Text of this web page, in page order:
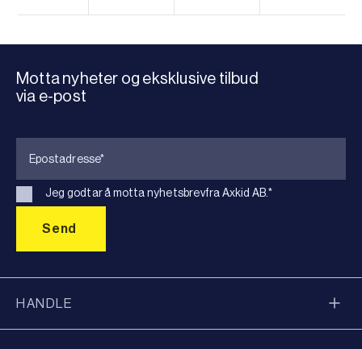
Motta nyheter og eksklusive tilbud
via e-post
Jeg godtar å motta nyhetsbrevfra Axkid AB.*
HANDLE